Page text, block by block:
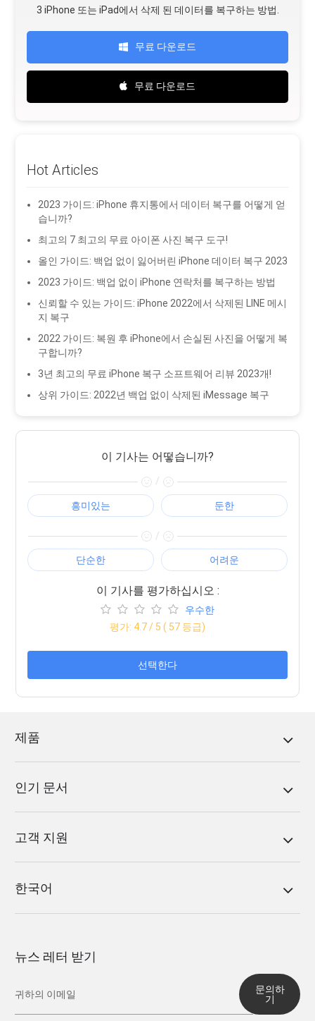
3 iPhone 또는 iPad에서 삭제 된 데이터를 복구하는 방법.
무료 다운로드
무료 다운로드
Hot Articles
2023 가이드: iPhone 휴지통에서 데이터 복구를 어떻게 얻
습니까?
최고의 7 최고의 무료 아이폰 사진 복구 도구!
올인 가이드: 백업 없이 잃어버린 iPhone 데이터 복구 2023
2023 가이드: 백업 없이 iPhone 연락처를 복구하는 방법
신뢰할 수 있는 가이드: iPhone 2022에서 삭제된 LINE 메시
지 복구
2022 가이드: 복원 후 iPhone에서 손실된 사진을 어떻게 복
구합니까?
3년 최고의 무료 iPhone 복구 소프트웨어 리뷰 2023개!
상위 가이드: 2022년 백업 없이 삭제된 iMessage 복구
이 기사는 어떻습니까?
/
흥미있는 둔한
/
단순한 어려운
이 기사를 평가하십시오 :
우수한
평가: 4.7/ 5 ( 57 등급)
선택한다
제품
인기 문서
고객 지원
한국어
뉴스 레터 받기
문의하
기